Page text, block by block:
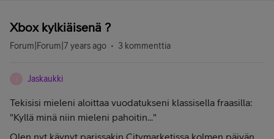
Xbox kylkiäisenä ?
Forum|Forum|7 years ago 3 kommenttia
Jaskaukki
Tekisisi mieleni aloittaa vuodatukseni klassisella fraasilla:
"Kyllä minä niin mieleni pahoitin..."
Olen nyt käynyt parissakin Citymarketissa kolmen päivän